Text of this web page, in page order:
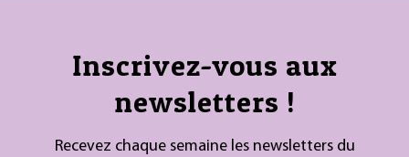
Inscrivez-vous aux
newsletters !
Recevez chaque semaine les newsletters du